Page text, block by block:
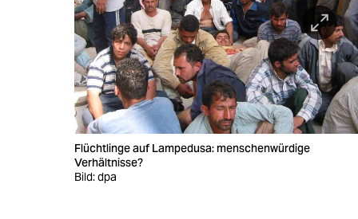
veranstaltungen
fragen & hilfe
unterstützen
Flüchtlinge auf Lampedusa: menschenwürdige
Verhältnisse?
Bild: dpa